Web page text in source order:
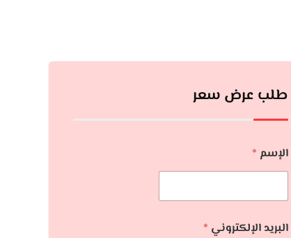
طلب عرض سعر
الإسم *
البريد الإلكتروني *